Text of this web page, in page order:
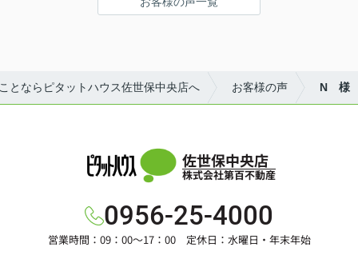
とならピタットハウス佐世保中央店へ お客様の声 N 様
佐世保中央店
株式会社第百不動産
0956-25-4000
営業時間：09：00～17：00 定休日：水曜日・年末年始